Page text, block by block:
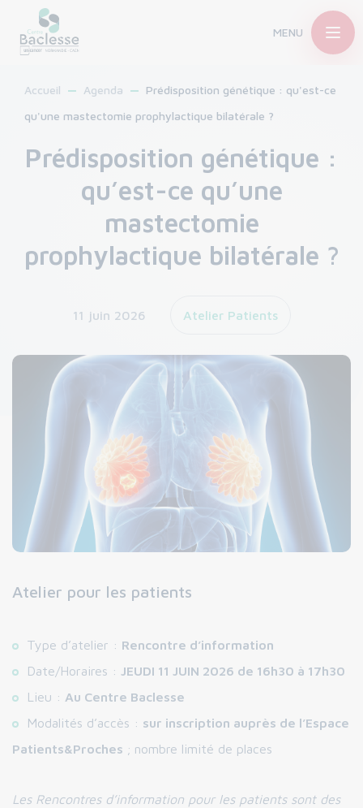
MENU
Accueil Agenda
Prédisposition génétique : qu'est-ce
qu'une mastectomie prophylactique bilatérale ?
Prédisposition génétique :
qu’est-ce qu’une
mastectomie
prophylactique bilatérale ?
11 juin 2026 Atelier Patients
Atelier pour les patients
Type d’atelier : Rencontre d’information
Date/Horaires : JEUDI 11 JUIN 2026 de 16h30 à 17h30
Lieu : Au Centre Baclesse
Modalités d’accès : sur inscription auprès de l’Espace
Patients&Proches ; nombre limité de places
Les Rencontres d’information pour les patients sont des